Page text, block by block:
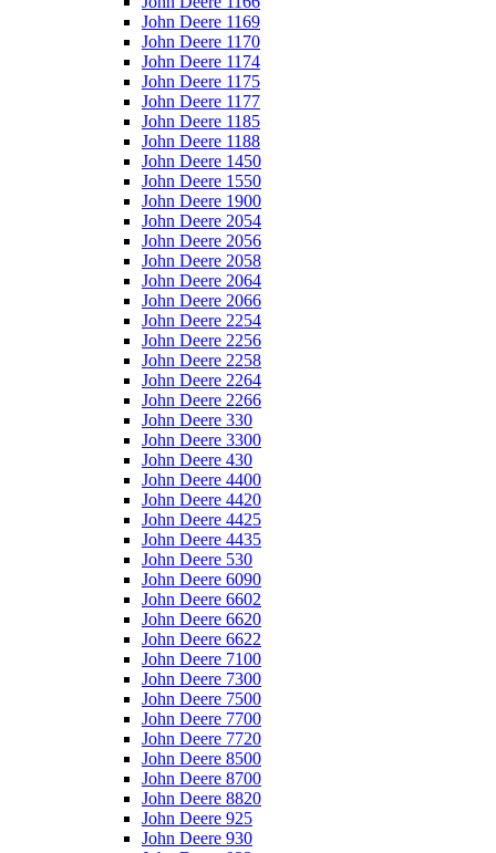
John Deere 1169
John Deere 1170
John Deere 1174
John Deere 1175
John Deere 1177
John Deere 1185
John Deere 1188
John Deere 1450
John Deere 1550
John Deere 1900
John Deere 2054
John Deere 2056
John Deere 2058
John Deere 2064
John Deere 2066
John Deere 2254
John Deere 2256
John Deere 2258
John Deere 2264
John Deere 2266
John Deere 330
John Deere 3300
John Deere 430
John Deere 4400
John Deere 4420
John Deere 4425
John Deere 4435
John Deere 530
John Deere 6090
John Deere 6602
John Deere 6620
John Deere 6622
John Deere 7100
John Deere 7300
John Deere 7500
John Deere 7700
John Deere 7720
John Deere 8500
John Deere 8700
John Deere 8820
John Deere 925
John Deere 930